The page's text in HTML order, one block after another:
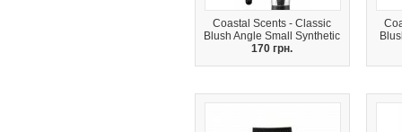
Coastal Scents - Classic
Blush Angle Small Synthetic
170 грн.